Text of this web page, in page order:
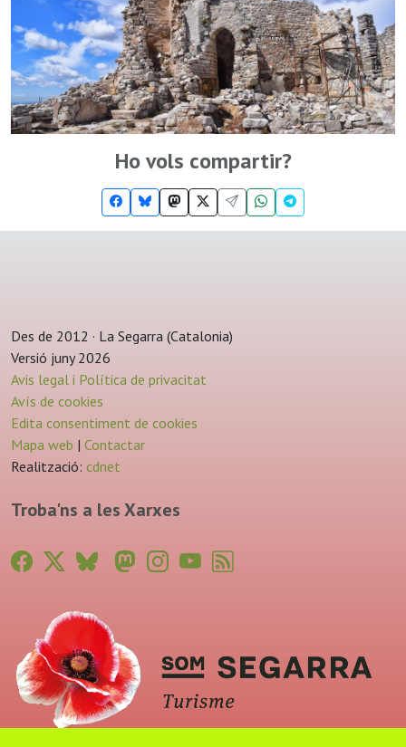
Ho vols compartir?
Des de 2012 · La Segarra (Catalonia)
Versió juny 2026
Avis legal i Política de privacitat
Avís de cookies
Edita consentiment de cookies
Mapa web | Contactar
Realització: cdnet
Troba'ns a les Xarxes